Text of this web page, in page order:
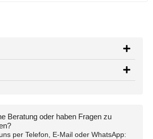
Beratung oder haben Fragen zu
per Telefon, E-Mail oder WhatsApp: